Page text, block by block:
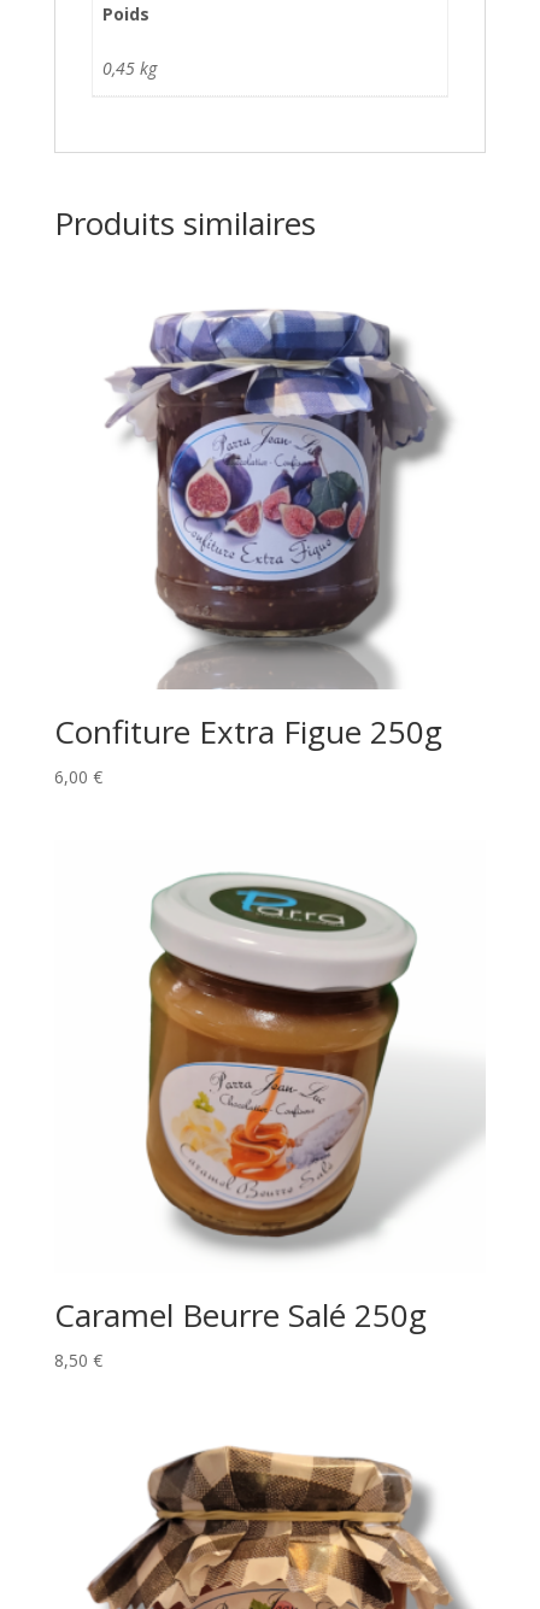
Poids
0,45 kg
Produits similaires
Confiture Extra Figue 250g
6,00 €
Caramel Beurre Salé 250g
8,50 €